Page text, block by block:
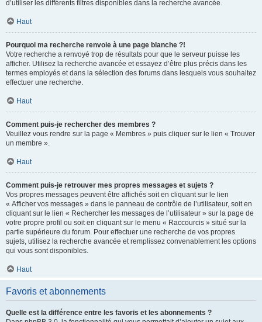
d’utiliser les différents filtres disponibles dans la recherche avancée.
Haut
Pourquoi ma recherche renvoie à une page blanche ?!
Votre recherche a renvoyé trop de résultats pour que le serveur puisse les
afficher. Utilisez la recherche avancée et essayez d’être plus précis dans les
termes employés et dans la sélection des forums dans lesquels vous souhaitez
effectuer une recherche.
Haut
Comment puis-je rechercher des membres ?
Veuillez vous rendre sur la page « Membres » puis cliquer sur le lien « Trouver
un membre ».
Haut
Comment puis-je retrouver mes propres messages et sujets ?
Vos propres messages peuvent être affichés soit en cliquant sur le lien
« Afficher vos messages » dans le panneau de contrôle de l’utilisateur, soit en
cliquant sur le lien « Rechercher les messages de l’utilisateur » sur la page de
votre propre profil ou soit en cliquant sur le menu « Raccourcis » situé sur la
partie supérieure du forum. Pour effectuer une recherche de vos propres
sujets, utilisez la recherche avancée et remplissez convenablement les options
qui vous sont disponibles.
Haut
Favoris et abonnements
Quelle est la différence entre les favoris et les abonnements ?